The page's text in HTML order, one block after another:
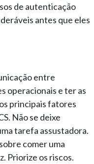
de autenticação
antes que eles
entre
operacionais e ter as
principais fatores
Não se deixe
tarefa assustadora.
comer uma
Priorize os riscos.